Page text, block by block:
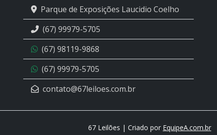
Parque de Exposições Laucidio Coelho
(67) 99979-5705
(67) 98119-9868
(67) 99979-5705
contato@67leiloes.com.br
67 Leilões | Criado por EquipeA.com.br